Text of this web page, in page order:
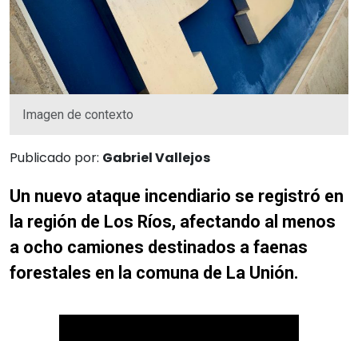
Imagen de contexto
Publicado por: Gabriel Vallejos
Un nuevo ataque incendiario se registró en
la región de Los Ríos, afectando al menos
a ocho camiones destinados a faenas
forestales en la comuna de La Unión.